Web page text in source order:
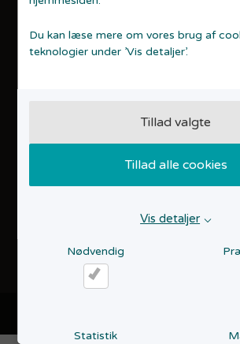
Du kan læse mere om vores brug af
teknologier under ’Vis detaljer’.
Tillad valgte
Tillad alle cookies
Vis detaljer
Nødvendig
Statistik
Privatlivspolitik
NYTTIGE LINKS
Iværksætteri